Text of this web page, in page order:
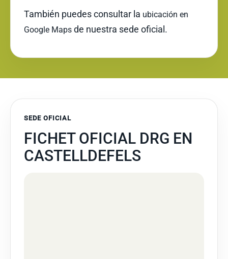
También puedes consultar la ubicación en
Google Maps de nuestra sede oficial.
SEDE OFICIAL
FICHET OFICIAL DRG EN
CASTELLDEFELS